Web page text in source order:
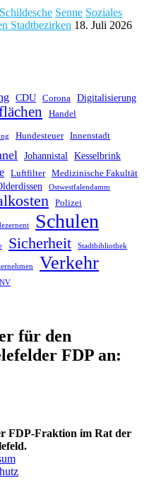
Schildesche Senne Soziales
Stadtbezirken 18. Juli 2026
CDU Corona Digitalisierung
Handel
Hundesteuer Innenstadt
Johannistal Kesselbrink
Luftfilter
Medizinische Fakultät
Ostwestfalendamm
Polizei
Schulen
Sicherheit Stadtbibliothek
Verkehr
für den
FDP an:
FDP-Fraktion im Rat der